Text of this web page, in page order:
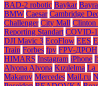
BAD-2 robotic Baykar
BMW Caesar Cambridge
Challenger City Mall Clinton
Reporting Standart COVID-
DJI Mavic 3 EcoFlow EES
Train Forbes fpv FPV-ДРОН
HIMARS Instagram iPhone
Alyona Alyona Kızılelma La
Makarov Mercedes Mаil.гu